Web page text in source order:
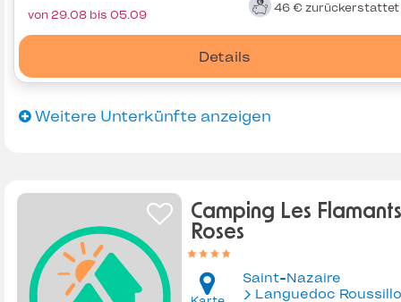
46 € zurückerstattet
Details
von 29.08 bis 05.09
Weitere Unterkünfte anzeigen
Camping Les Flamants
Roses
Saint-Nazaire
Languedoc